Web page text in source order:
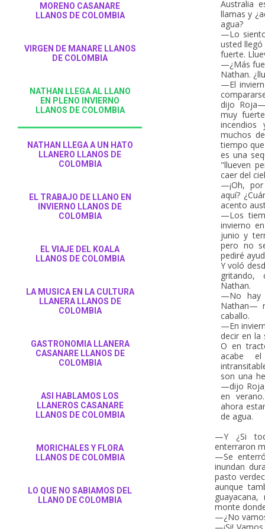
MORENO CASANARE
LLANOS DE COLOMBIA
VIRGEN DE MANARE LLANOS
DE COLOMBIA
NATHAN LLEGA AL LLANO
EN PLENO INVIERNO
LLANOS DE COLOMBIA
NATHAN LLEGA A UN HATO
LLANERO LLANOS DE
COLOMBIA
EL TRABAJO DE LLANO EN
INVIERNO LLANOS DE
COLOMBIA
EL VIAJE DEL KOALA
LLANOS DE COLOMBIA
LA MUSICA EN LA CULTURA
LLANERA LLANOS DE
COLOMBIA
GASTRONOMIA LLANERA
CASANARE LLANOS DE
COLOMBIA
ASI HABLAMOS LOS
LLANEROS CASANARE
LLANOS DE COLOMBIA
MORICHALES Y FLORA
LLANOS DE COLOMBIA
LO QUE NO SABIAMOS DEL
LLANO DE COLOMBIA
Australia
llamas y
agua?
—Lo
usted
fuerte.
—¿Más
Nathan.
—El
dijo
muy
incendios
muchos
tiempo
es una
"llueven
caer del
—¡Oh,
aquí?
acento
—Los
invierno
junio y
pero no
pediré
Y voló
gritando,
Nathan.
—No hay
Nathan—
caballo.
—En
decir en la
O en
acabe el
son una
—dijo
en
ahora
de agua.
—Y ¿Si
enterraron
—Se
inundan
pasto
aunque
monte
—¿No